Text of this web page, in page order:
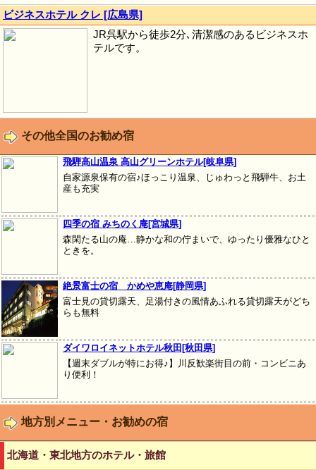
ビジネスホテル クレ [広島県]
JR呉駅から徒歩2分､清潔感のあるビジネスホ
テルです。
その他全国のお勧め宿
飛騨高山温泉 高山グリーンホテル[岐阜県]
自家源泉保有の宿♪ほっこり温泉、じゅわっと飛騨牛、お土
産も充実
四季の宿 みちのく庵[宮城県]
森閑たる山の庵…静かな和の佇まいで、ゆったり優雅なひと
ときを。
絶景富士の宿 かめや恵庵[静岡県]
富士見の貸切露天、足湯付きの風情あふれる貸切露天がどち
らも無料
ダイワロイネットホテル秋田[秋田県]
【週末ダブルが特にお得♪】川反歓楽街目の前・コンビニあ
り便利！
地方別メニュー・お勧めの宿
北海道・東北地方のホテル・旅館